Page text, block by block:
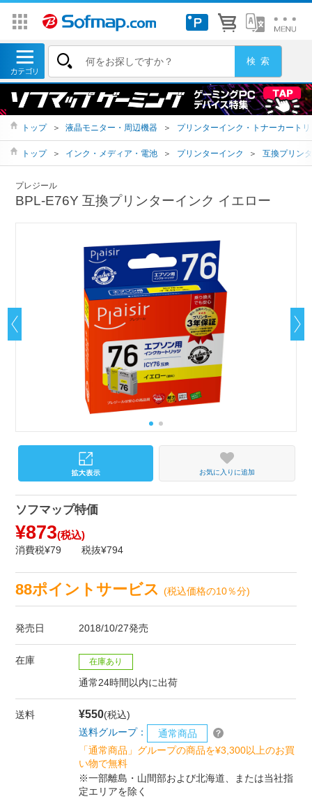
トップ ＞ 液晶モニター・周辺機器 ＞ プリンターインク・トナーカートリ
トップ ＞ インク・メディア・電池 ＞ プリンターインク ＞ 互換プリン
プレジール
BPL-E76Y 互換プリンターインク イエロー
お気に入りに追加
ソフマップ特価
¥873(税込)
消費税¥79 税抜¥794
88ポイントサービス(税込価格の10％分)
発売日 2018/10/27発売
在庫 在庫あり
通常24時間以内に出荷
送料 ¥550(税込)
送料グループ：
通常商品
「通常商品」グループの商品を¥3,300以上のお買
い物で無料
※一部離島・山間部および北海道、または当社指
定エリアを除く